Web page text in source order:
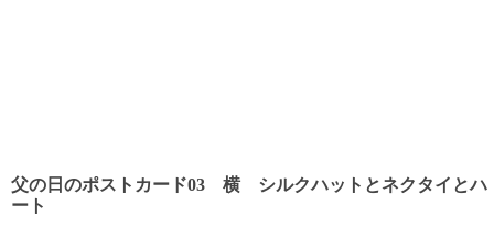
父の日のポストカード03 横 シルクハットとネクタイとハ
ート